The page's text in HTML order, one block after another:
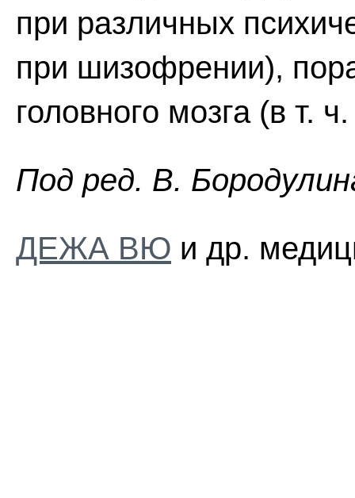
при различных
при шизофрении),
головного мозга (в т.
Пoд peд. B.
ДЕЖА ВЮ и др.